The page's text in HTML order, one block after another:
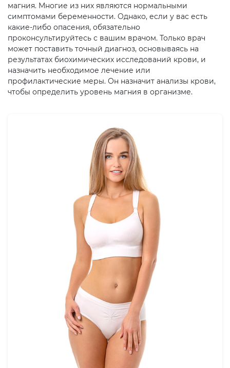
магния. Многие из них являются нормальными
симптомами беременности. Однако, если у вас есть
какие-либо опасения, обязательно
проконсультируйтесь с вашим врачом. Только врач
может поставить точный диагноз, основываясь на
результатах биохимических исследований крови, и
назначить необходимое лечение или
профилактические меры. Он назначит анализы крови,
чтобы определить уровень магния в организме.